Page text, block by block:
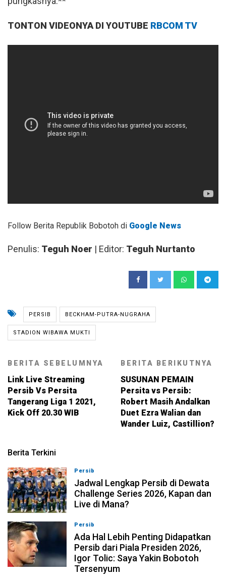
TONTON VIDEONYA DI YOUTUBE RBCOM TV
Follow Berita Republik Bobotoh di Google News
Penulis: Teguh Noer | Editor: Teguh Nurtanto
PERSIB BECKHAM-PUTRA-NUGRAHA
STADION WIBAWA MUKTI
BERITA SEBELUMNYA
Link Live Streaming
Persib Vs Persita
Tangerang Liga 1 2021,
Kick Off 20.30 WIB
BERITA BERIKUTNYA
SUSUNAN PEMAIN
Persita vs Persib:
Robert Masih Andalkan
Duet Ezra Walian dan
Wander Luiz, Castillion?
Berita Terkini
Persib
Jadwal Lengkap Persib di Dewata
Challenge Series 2026, Kapan dan
Live di Mana?
Persib
Ada Hal Lebih Penting Didapatkan
Persib dari Piala Presiden 2026,
Igor Tolic: Saya Yakin Bobotoh
Tersenyum